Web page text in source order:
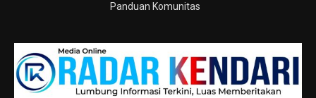
Panduan Komunitas